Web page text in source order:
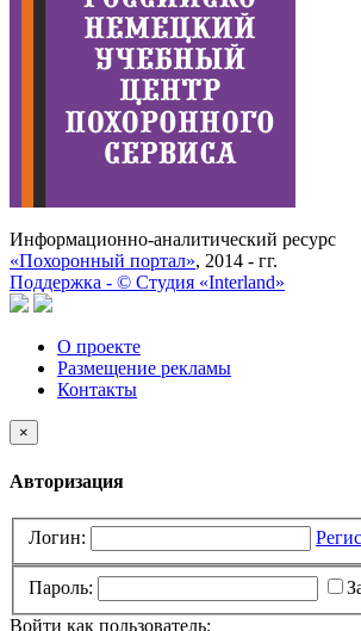
Информационно-аналитический ресурс
«Похоронный портал», 2014 - гг.
Поддержка - © Cтудия «Interland»
О проекте
Размещение рекламы
Контакты
×
Авторизация
Логин:
Пароль:
Войти как пользователь: